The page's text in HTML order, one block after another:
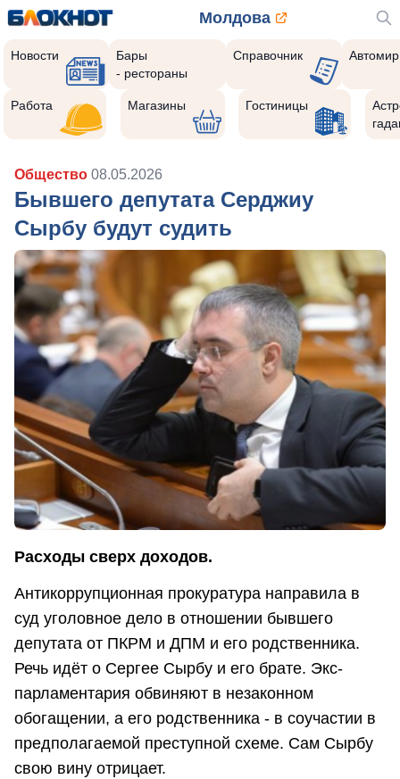
Молдова
Новости
Бары
- рестораны
Справочник Автомир
Работа Магазины Гостиницы
Общество 08.05.2026
Бывшего депутата Серджиу
Сырбу будут судить
Расходы сверх доходов.
Антикоррупционная прокуратура направила в
суд уголовное дело в отношении бывшего
депутата от ПКРМ и ДПМ и его родственника.
Речь идёт о Сергее Сырбу и его брате. Экс-
парламентария обвиняют в незаконном
обогащении, а его родственника - в соучастии в
предполагаемой преступной схеме. Сам Сырбу
свою вину отрицает.